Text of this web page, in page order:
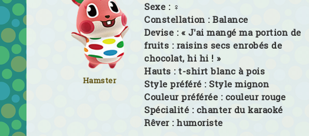
Hamster
Sexe : ♀
Constellation :Balance
Devise : « J'ai mangé ma portion de
fruits : raisins secs enrobés de
chocolat, hi hi ! »
Hauts :t-shirt blanc à pois
Style préféré :Style mignon
Couleur préférée : couleur rouge
Spécialité : chanter du karaoké
Rêver :humoriste